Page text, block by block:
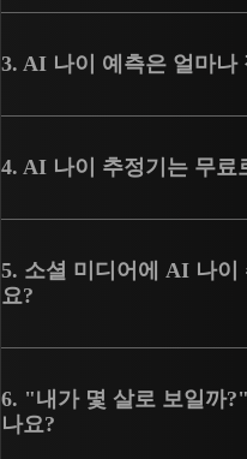
3. AI 나이 예측은 얼마나
4. AI 나이 추정기는 무료
5. 소셜 미디어에 AI 나이
요?
6. "내가 몇 살로 보일까
나요?